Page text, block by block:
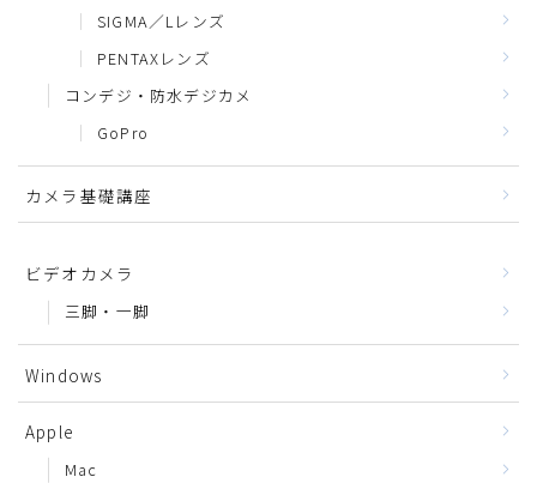
SIGMA／Lレンズ
PENTAXレンズ
コンデジ・防水デジカメ
GoPro
カメラ基礎講座
ビデオカメラ
三脚・一脚
Windows
Apple
Mac